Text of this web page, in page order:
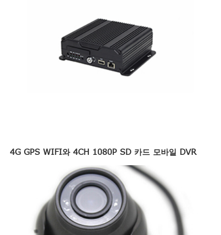
4G GPS WIFI와 4CH 1080P SD 카드 모바일 DVR